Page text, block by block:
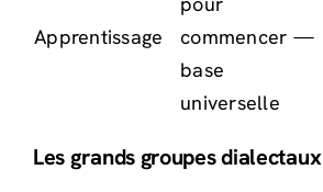
Apprentissage
commencer —
base
universelle
Les grands groupes dialectaux